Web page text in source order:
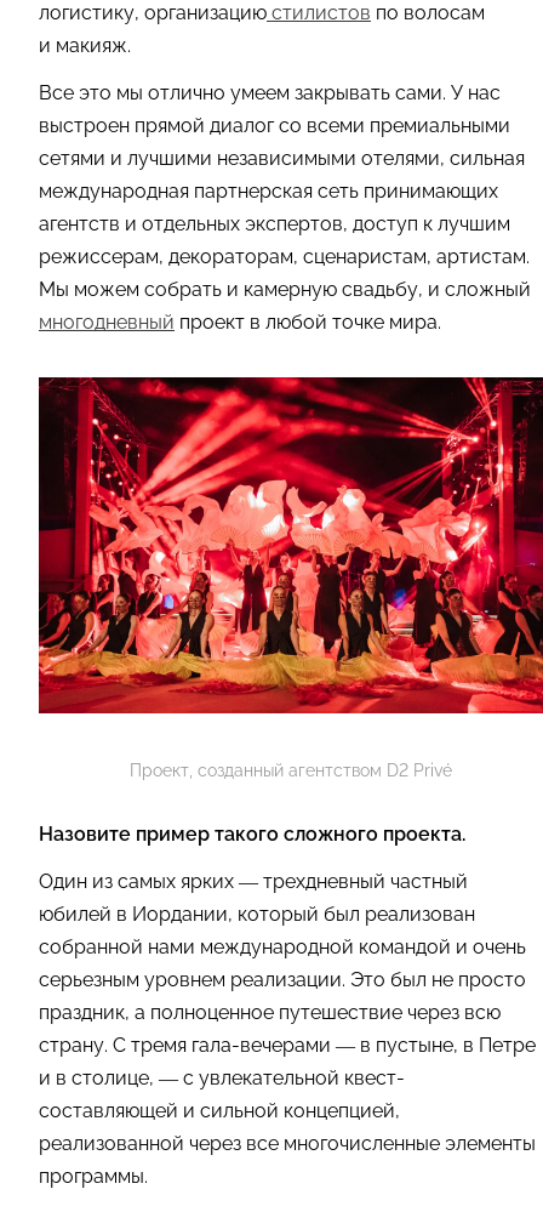
логистику, организацию стилистов по волосам
и макияж.
Все это мы отлично умеем закрывать сами. У нас
выстроен прямой диалог со всеми премиальными
сетями и лучшими независимыми отелями, сильная
международная партнерская сеть принимающих
агентств и отдельных экспертов, доступ к лучшим
режиссерам, декораторам, сценаристам, артистам.
Мы можем собрать и камерную свадьбу, и сложный
многодневный проект в любой точке мира.
Проект, созданный агентством D2 Privé
Назовите пример такого сложного проекта.
Один из самых ярких — трехдневный частный
юбилей в Иордании, который был реализован
собранной нами международной командой и очень
серьезным уровнем реализации. Это был не просто
праздник, а полноценное путешествие через всю
страну. С тремя гала-вечерами — в пустыне, в Петре
и в столице, — с увлекательной квест-
составляющей и сильной концепцией,
реализованной через все многочисленные элементы
программы.